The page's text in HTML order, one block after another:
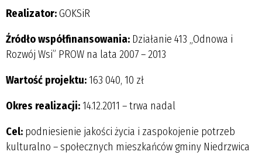
Realizator:GOKSiR
Źródło współfinansowania: Działanie 413 „Odnowa i
Rozwój Wsi” PROW na lata 2007 – 2013
Wartość projektu: 163 040, 10 zł
Okres realizacji: 14.12.2011 – trwa nadal
Cel: podniesienie jakości życia i zaspokojenie potrzeb
kulturalno – społecznych mieszkańców gminy Niedrzwica